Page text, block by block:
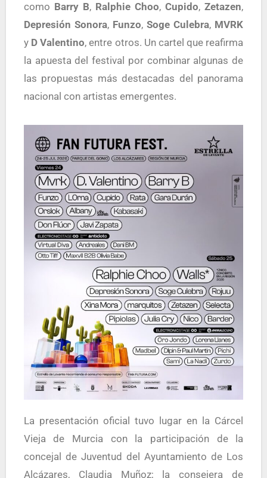
como Barry B, Ralphie Choo,Cupido,Zetazen,
Depresión Sonora, Funzo,Soge Culebra, MVRK
y D Valentino, entre otros. Un cartel que reafirma
la apuesta del festival por combinar algunas de
las propuestas más destacadas del panorama
nacional con artistas emergentes.
La presentación oficial tuvo lugar en la Cárcel
Vieja de Murcia con la participación de la
concejal de Juventud del Ayuntamiento de Los
Alcázares, Claudia Muñoz; la consejera de